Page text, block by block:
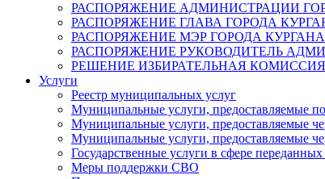
РАСПОРЯЖЕНИЕ АДМИНИСТРАЦИИ
РАСПОРЯЖЕНИЕ ГЛАВА ГОРОДА
РАСПОРЯЖЕНИЕ МЭР ГОРОДА КУРГАНА
РАСПОРЯЖЕНИЕ РУКОВОДИТЕЛЬ
РЕШЕНИЕ ИЗБИРАТЕЛЬНАЯ
Услуги
Реестр муниципальных услуг
Муниципальные услуги, предоставляемые
Муниципальные услуги, предоставляемые
Муниципальные услуги, предоставляемые
Государственные услуги в сфере
Меры поддержки СВО